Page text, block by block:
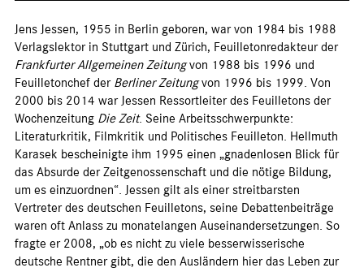
Jens Jessen, 1955 in Berlin geboren, war von 1984 bis 1988
Verlagslektor in Stuttgart und Zürich, Feuilletonredakteur der
Frankfurter Allgemeinen Zeitungvon 1988 bis 1996 und
Feuilletonchef der Berliner Zeitungvon 1996 bis 1999. Von
2000 bis 2014 war Jessen Ressortleiter des Feuilletons der
Wochenzeitung Die Zeit. Seine Arbeitsschwerpunkte:
Literaturkritik, Filmkritik und Politisches Feuilleton. Hellmuth
Karasek bescheinigte ihm 1995 einen „gnadenlosen Blick für
das Absurde der Zeitgenossenschaft und die nötige Bildung,
um es einzuordnen“. Jessen gilt als einer streitbarsten
Vertreter des deutschen Feuilletons, seine Debattenbeiträge
waren oft Anlass zu monatelangen Auseinandersetzungen. So
fragte er 2008, „ob es nicht zu viele besserwisserische
deutsche Rentner gibt, die den Ausländern hier das Leben zur